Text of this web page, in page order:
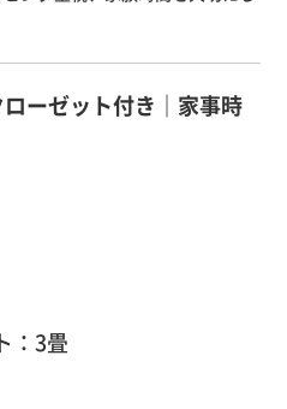
ーゼット付き｜家事時
：3畳